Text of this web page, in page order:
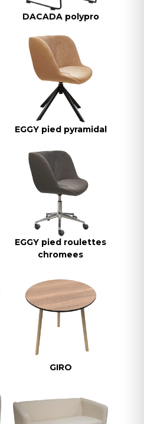
DACADA polypro
EGGY pied pyramidal
EGGY pied roulettes
chromees
GIRO